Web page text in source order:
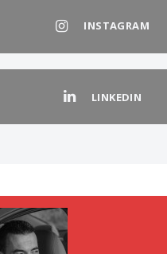
INSTAGRAM
LINKEDIN